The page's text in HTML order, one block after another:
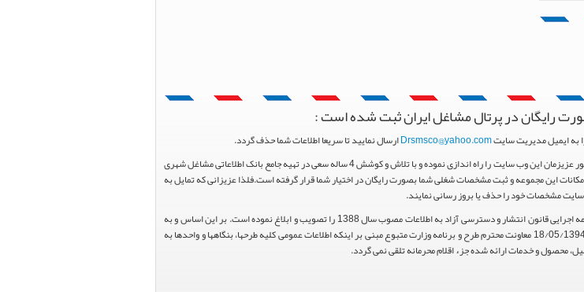
رایگان در پرتال مشاغل ایران ثبت شده است :
به ایمیل مدیریت سایتDrsmsco@yahoo.comارسال نمایید تا سریعا اطلاعات شما حذف گردد.
پرتال مشاغل ایران در جهت رشد فرهنگ بازاریابی و کمک به جامعه بازاریابی و اقتصاد کشور عزیزمان این وب سایت را راه اندازی نموده و با تلاش و کوشش 4 ساله سعی در تهیه جامع بانک اطلاعاتی مشاغل شهری
این مجموعه و ثبت مشخصات شغلی شما بصورت رایگان در اختیار شما قرار گرفته است.فلذا عزیزانی که تمایل به
سایت مشخصات خود را حذف یا بروز رسانی نمایند.
هیئت محترم دولت طی مصوبه شماره 99517/ت49016 ه مورخ 01/09/1393، آیین نامه اجرایی قانون انتشار و دسترسی آزاد به اطلاعات مصوب سال 1388 را تصویب و ابلاغ نموده است. بر این اساس و به
استناد مواد 5 و 9 آیین نامه اجرایی و همچنین با تکیه بر نامه شماره 111321/60 مورخ 18/05/1394 معاونت محترم طرح و برنامه وزارت متبوع مبنی بر اینکه اطلاعات عمومی کلیه طرحها، بنگاهها و واحدها به
محصول و خدمات ارائه شده جزء اقلام محرمانه تلقی نمی گردد.